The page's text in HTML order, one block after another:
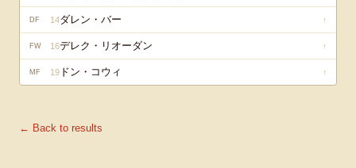
DF 14ダレン・バー ↑
FW 16デレク・リオーダン ↑
MF 19 ドン・コウィ ↑
← Back to results